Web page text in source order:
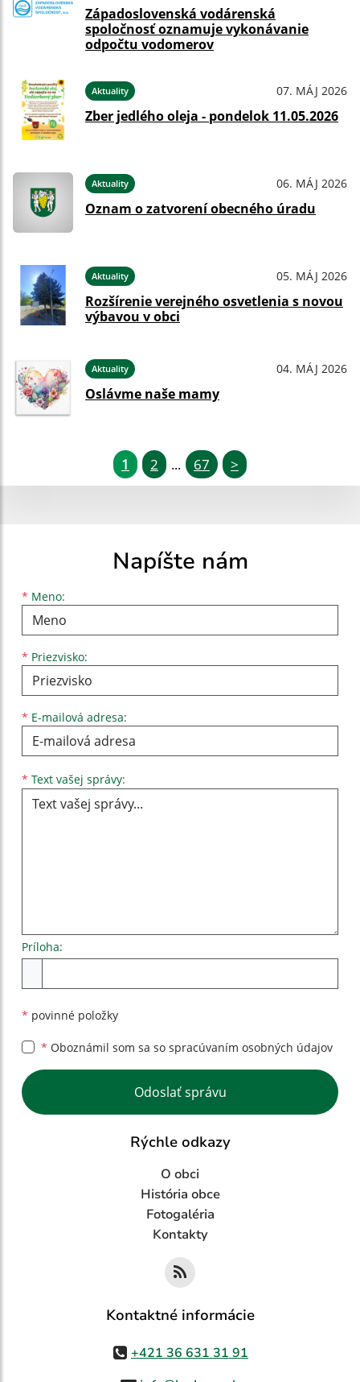
Západoslovenská vodárenská
spoločnosť oznamuje vykonávanie
odpočtu vodomerov
Aktuality 07. MÁJ 2026
Zber jedlého oleja - pondelok 11.05.2026
Aktuality 06. MÁJ 2026
Oznam o zatvorení obecného úradu
Aktuality 05. MÁJ 2026
Rozšírenie verejného osvetlenia s novou
výbavou v obci
Aktuality 04. MÁJ 2026
Oslávme naše mamy
1 2 ... 67 >
Napíšte nám
* Meno:
Meno
* Priezvisko:
Priezvisko
* E-mailová adresa:
E-mailová adresa
* Text vašej správy:
Príloha:
* povinné položky
* Oboznámil som sa so spracúvaním osobných údajov
Google reCaptcha Response
Odoslať správu
Rýchle odkazy
O obci
História obce
Fotogaléria
Kontakty
Kontaktné informácie
+421 36 631 31 91